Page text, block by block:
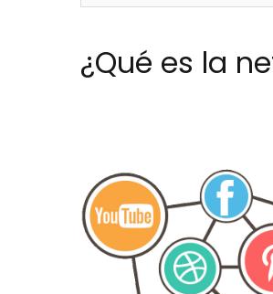
¿Qué es la